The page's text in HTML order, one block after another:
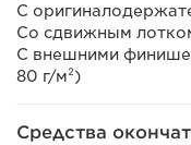
С
Со сдвижным
С внешними
80 г/м²)
Средства